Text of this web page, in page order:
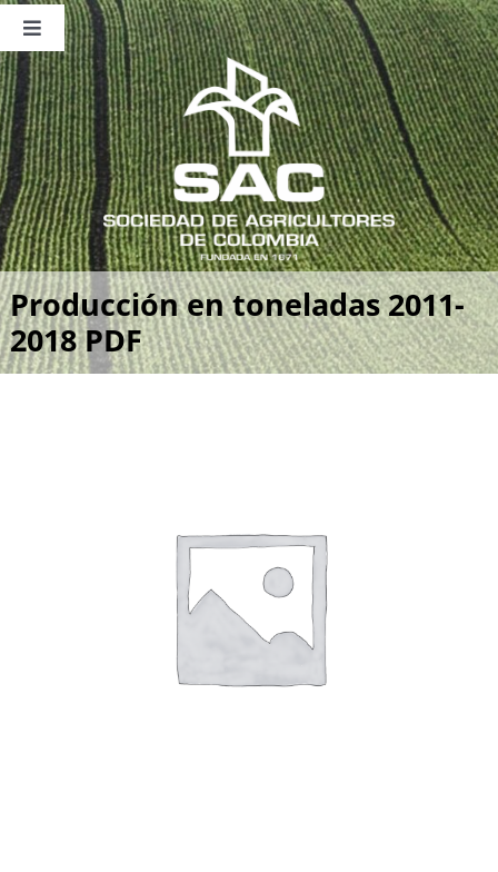
Saltar
contenido
Toggle
Navigation
Nosotros
Publicaciones
Sala de Prensa
Eventos
Producción en toneladas 2011-
2018 PDF